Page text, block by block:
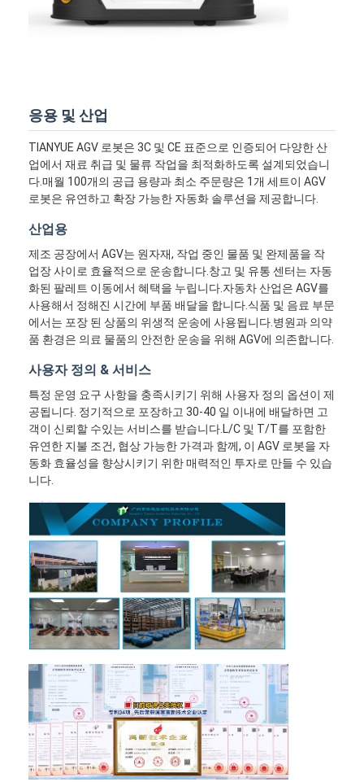
응용 및 산업
TIANYUE AGV 로봇은 3C 및 CE 표준으로 인증되어 다양한 산
업에서 재료 취급 및 물류 작업을 최적화하도록 설계되었습니
다.매월 100개의 공급 용량과 최소 주문량은 1개 세트이 AGV
로봇은 유연하고 확장 가능한 자동화 솔루션을 제공합니다.
산업용
제조 공장에서 AGV는 원자재, 작업 중인 물품 및 완제품을 작
업장 사이로 효율적으로 운송합니다.창고 및 유통 센터는 자동
화된 팔레트 이동에서 혜택을 누립니다.자동차 산업은 AGV를
사용해서 정해진 시간에 부품 배달을 합니다.식품 및 음료 부문
에서는 포장 된 상품의 위생적 운송에 사용됩니다.병원과 의약
품 환경은 의료 물품의 안전한 운송을 위해 AGV에 의존합니다.
사용자 정의 & 서비스
특정 운영 요구 사항을 충족시키기 위해 사용자 정의 옵션이 제
공됩니다. 정기적으로 포장하고 30-40 일 이내에 배달하면 고
객이 신뢰할 수있는 서비스를 받습니다.L/C 및 T/T를 포함한
유연한 지불 조건, 협상 가능한 가격과 함께, 이 AGV 로봇을 자
동화 효율성을 향상시키기 위한 매력적인 투자로 만들 수 있습
니다.